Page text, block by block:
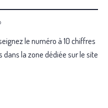
le numéro à 10 chiffres
dans la zone dédiée sur le site